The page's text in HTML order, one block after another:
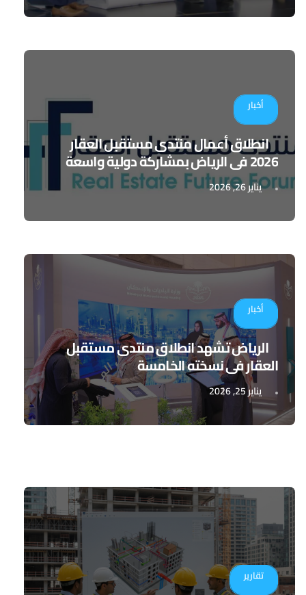
أخبار
انطلاق أعمال منتدى مستقبل العقار
2026 في الرياض بمشاركة دولية واسعة
يناير 26, 2026
أخبار
الرياض تشهد انطلاق منتدى مستقبل
العقار في نسخته الخامسة
يناير 25, 2026
تقارير